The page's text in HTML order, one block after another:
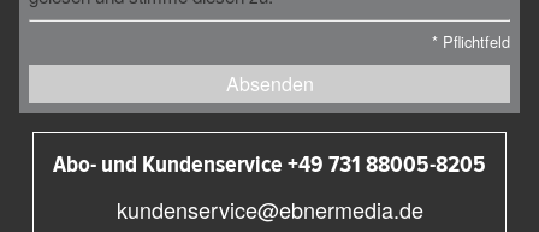
* Pflichtfeld
Absenden
Abo- und Kundenservice +49 731 88005-8205
kundenservice@ebnermedia.de